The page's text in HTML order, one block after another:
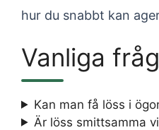
hur du snabbt kan
Vanliga
Kan man få löss i
Är löss smittsamma